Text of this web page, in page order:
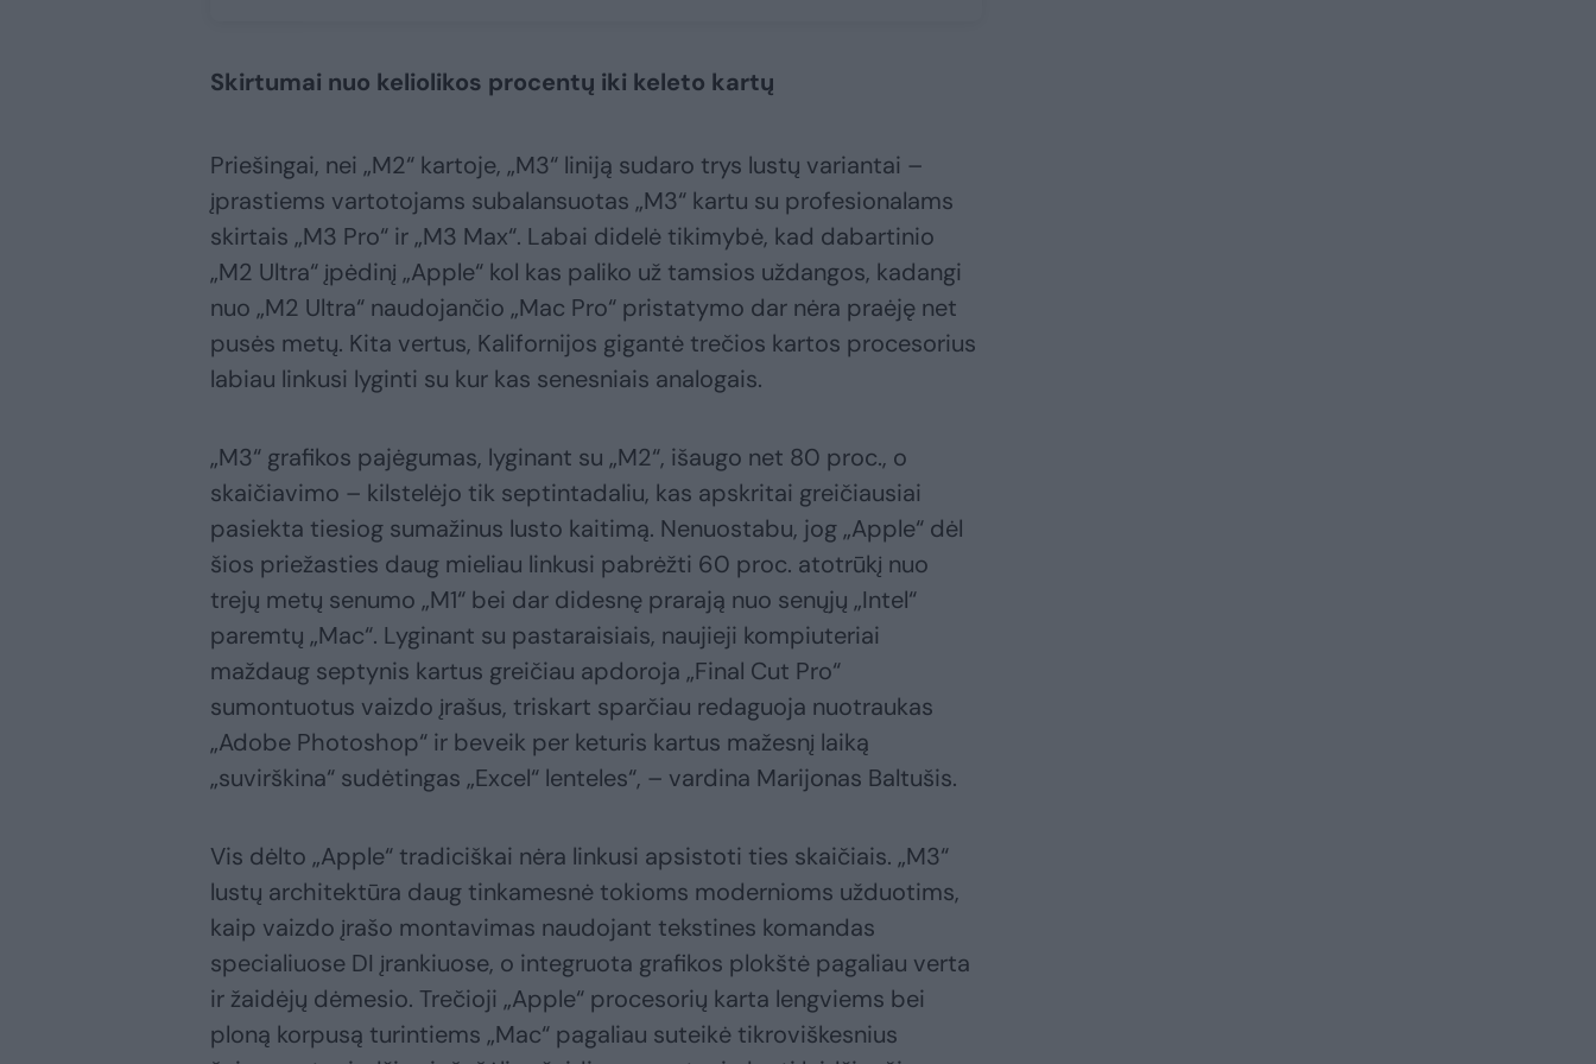
Skirtumai nuo keliolikos procentų iki keleto kartų
Priešingai, nei „M2“ kartoje, „M3“ liniją sudaro trys lustų variantai –
įprastiems vartotojams subalansuotas „M3“ kartu su profesionalams
skirtais „M3 Pro“ ir „M3 Max“. Labai didelė tikimybė, kad dabartinio
„M2 Ultra“ įpėdinį „Apple“ kol kas paliko už tamsios uždangos, kadangi
nuo „M2 Ultra“ naudojančio „Mac Pro“ pristatymo dar nėra praėję net
pusės metų. Kita vertus, Kalifornijos gigantė trečios kartos procesorius
labiau linkusi lyginti su kur kas senesniais analogais.
„M3“ grafikos pajėgumas, lyginant su „M2“, išaugo net 80 proc., o
skaičiavimo – kilstelėjo tik septintadaliu, kas apskritai greičiausiai
pasiekta tiesiog sumažinus lusto kaitimą. Nenuostabu, jog „Apple“ dėl
šios priežasties daug mieliau linkusi pabrėžti 60 proc. atotrūkį nuo
trejų metų senumo „M1“ bei dar didesnę prarają nuo senųjų „Intel“
paremtų „Mac“. Lyginant su pastaraisiais, naujieji kompiuteriai
maždaug septynis kartus greičiau apdoroja „Final Cut Pro“
sumontuotus vaizdo įrašus, triskart sparčiau redaguoja nuotraukas
„Adobe Photoshop“ ir beveik per keturis kartus mažesnį laiką
„suvirškina“ sudėtingas „Excel“ lenteles“, – vardina Marijonas Baltušis.
Vis dėlto „Apple“ tradiciškai nėra linkusi apsistoti ties skaičiais. „M3“
lustų architektūra daug tinkamesnė tokioms modernioms užduotims,
kaip vaizdo įrašo montavimas naudojant tekstines komandas
specialiuose DI įrankiuose, o integruota grafikos plokštė pagaliau verta
ir žaidėjų dėmesio. Trečioji „Apple“ procesorių karta lengviems bei
ploną korpusą turintiems „Mac“ pagaliau suteikė tikroviškesnius